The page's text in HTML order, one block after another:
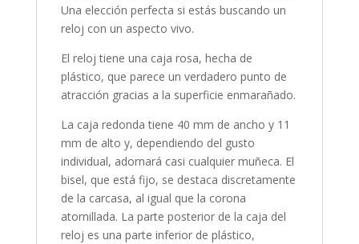
Una elección perfecta si estás buscando un
reloj con un aspecto vivo.
El reloj tiene una caja rosa, hecha de
plástico, que parece un verdadero punto de
atracción gracias a la superficie enmarañado.
La caja redonda tiene 40 mm de ancho y 11
mm de alto y, dependiendo del gusto
individual, adornará casi cualquier muñeca. El
bisel, que está fijo, se destaca discretamente
de la carcasa, al igual que la corona
atornillada. La parte posterior de la caja del
reloj es una parte inferior de plástico,